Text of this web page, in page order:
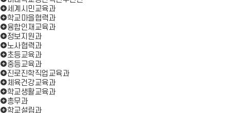
세계시민교육과
학교마을협력과
융합인재교육과
정보지원과
노사협력과
초등교육과
중등교육과
진로진학직업교육과
체육건강교육과
학교생활교육과
총무과
학교설립과